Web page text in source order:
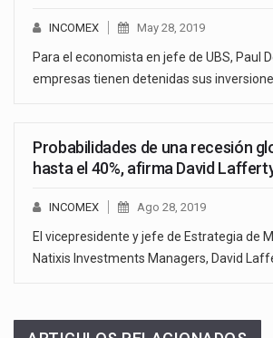
INCOMEX May 28, 2019
Para el economista en jefe de UBS, Paul
empresas tienen detenidas sus
Probabilidades de una recesión
hasta el 40%, afirma David
INCOMEX Ago 28, 2019
El vicepresidente y jefe de Estrategia de
Natixis Investments Managers, David